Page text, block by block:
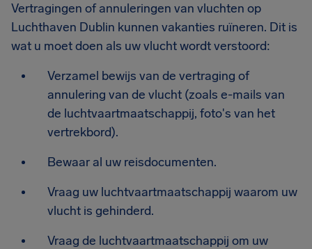
Vertragingen of annuleringen van vluchten op
Luchthaven Dublin kunnen vakanties ruïneren. Dit is
wat u moet doen als uw vlucht wordt verstoord:
Verzamel bewijs van de vertraging of
annulering van de vlucht (zoals e-mails van
de luchtvaartmaatschappij, foto's van het
vertrekbord).
Bewaar al uw reisdocumenten.
Vraag uw luchtvaartmaatschappij waarom uw
vlucht is gehinderd.
Vraag de luchtvaartmaatschappij om uw